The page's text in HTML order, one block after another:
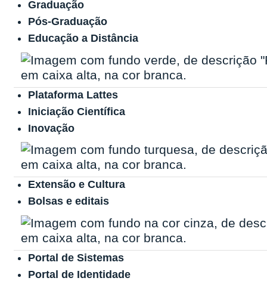
Graduação
Pós-Graduação
Educação a Distância
Plataforma Lattes
Iniciação Científica
Inovação
Extensão e Cultura
Bolsas e editais
Portal de Sistemas
Portal de Identidade